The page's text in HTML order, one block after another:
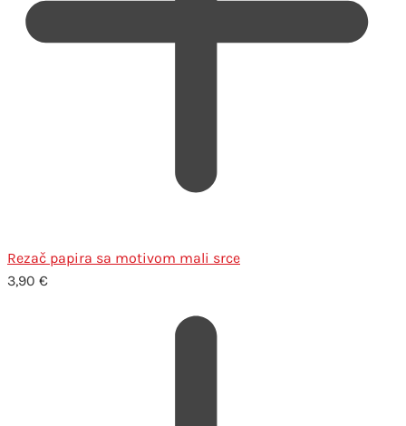
Rezač papira sa motivom mali srce
3,90 €